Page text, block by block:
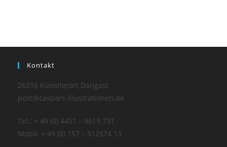
Kontakt
26316 Künstlerort Dangast
post@caspars-illustrationen.de
Tel.: + 49 (0) 4451 – 9619 731
Mobil: + 49 (0) 157 – 512574 13